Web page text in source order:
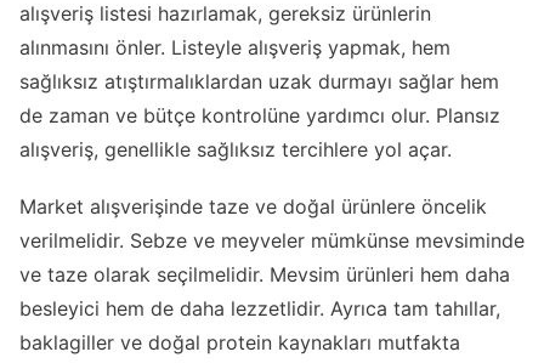
alışveriş listesi hazırlamak, gereksiz ürünlerin
alınmasını önler. Listeyle alışveriş yapmak, hem
sağlıksız atıştırmalıklardan uzak durmayı sağlar hem
de zaman ve bütçe kontrolüne yardımcı olur. Plansız
alışveriş, genellikle sağlıksız tercihlere yol açar.
Market alışverişinde taze ve doğal ürünlere öncelik
verilmelidir. Sebze ve meyveler mümkünse mevsiminde
ve taze olarak seçilmelidir. Mevsim ürünleri hem daha
besleyici hem de daha lezzetlidir. Ayrıca tam tahıllar,
baklagiller ve doğal protein kaynakları mutfakta